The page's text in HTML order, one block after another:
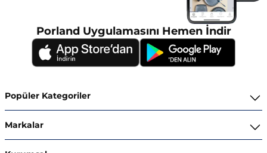
Porland Uygulamasını Hemen İndir
Popüler Kategoriler
Kahvaltı ve İkram Takımları
Markalar